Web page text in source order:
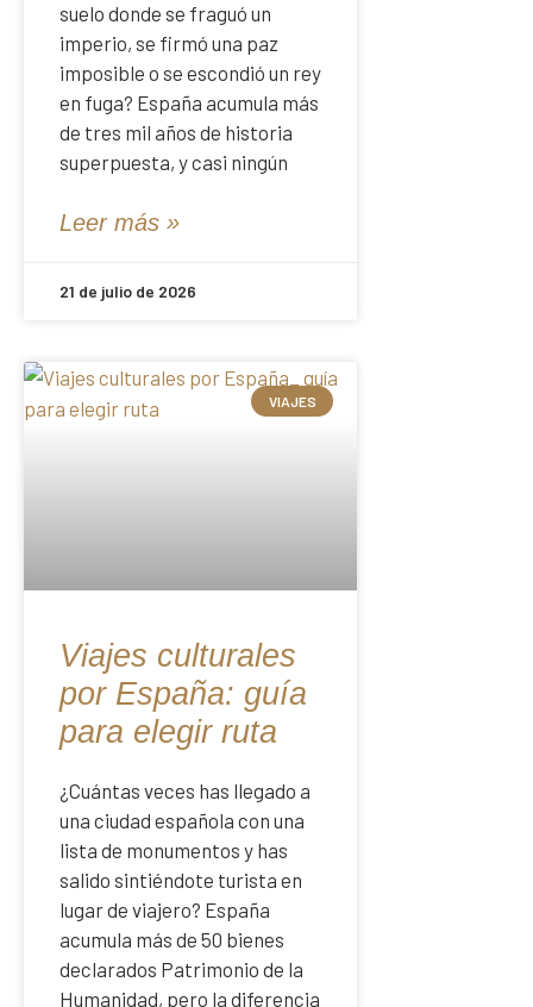
suelo donde se fraguó un
imperio, se firmó una paz
imposible o se escondió un rey
en fuga? España acumula más
de tres mil años de historia
superpuesta, y casi ningún
Leer más »
21 de julio de 2026
VIAJES
Viajes culturales
por España: guía
para elegir ruta
¿Cuántas veces has llegado a
una ciudad española con una
lista de monumentos y has
salido sintiéndote turista en
lugar de viajero? España
acumula más de 50 bienes
declarados Patrimonio de la
Humanidad, pero la diferencia